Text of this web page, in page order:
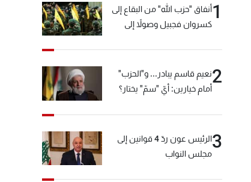
1أنفاق "حزب الله" من البقاع إلى
كسروان فجبيل وصولاً إلى
2نعيم قاسم يبادر... و"الحزب"
أمام خيارين: أيّ "سمّ" يختار؟
3
الرئيس عون ردّ 4 قوانين إلى
مجلس النواب